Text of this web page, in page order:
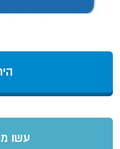
עשו